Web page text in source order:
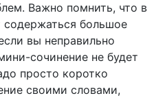
Важно помнить, что в
большое
вы неправильно
сочинение не будет
просто коротко
своими словами,